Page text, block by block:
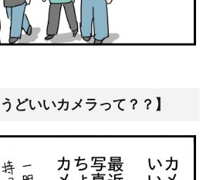
どいいカメラって？？】